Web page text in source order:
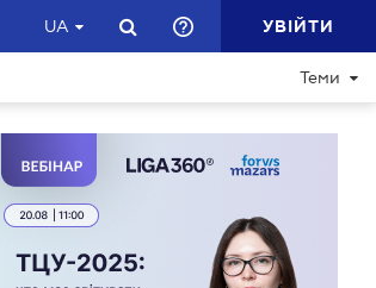
UA УВІЙТИ
Теми